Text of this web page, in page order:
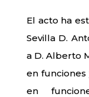
El acto ha
Sevilla D.
a D. Alberto
en funciones
en